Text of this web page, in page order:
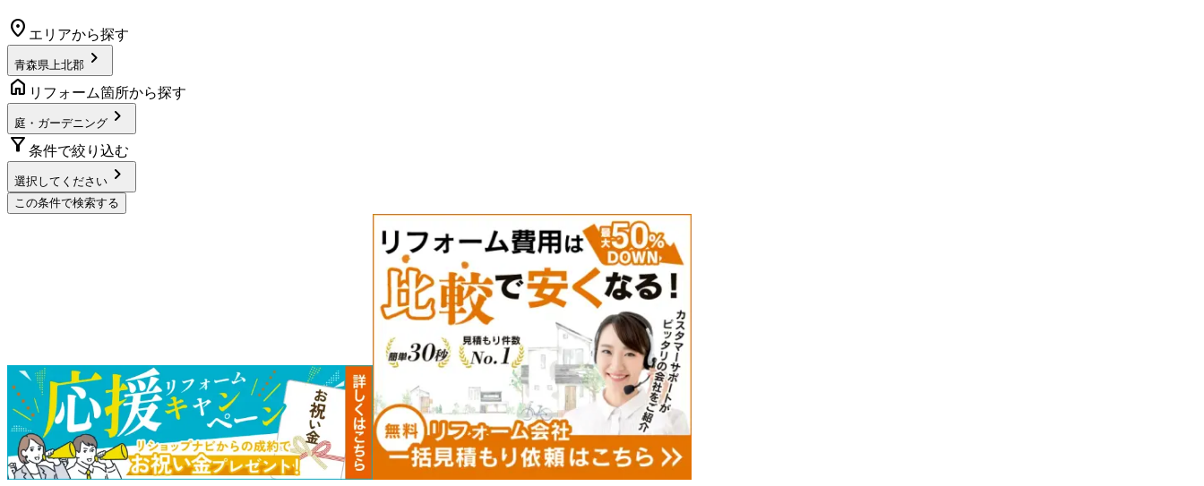
location_on エリアから探す
青森県上北郡 chevron_right
home リフォーム箇所から探す
庭・ガーデニング chevron_right
filter_alt 条件で絞り込む
選択してください chevron_right
この条件で検索する